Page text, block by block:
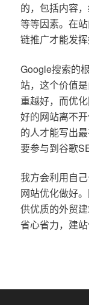
的，包括内容
等等因素。在
链推广才能发挥
Google搜索的
站，这个价值
重越好，而优
好的网站离不
的人才能写出
要参与到谷歌
我方会利用自
网站优化做好
供优质的外贸
省心省力，建